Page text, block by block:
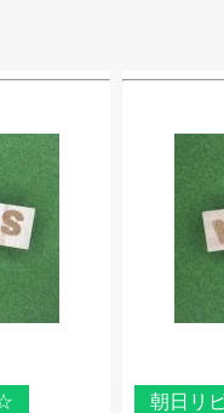
朝日リ